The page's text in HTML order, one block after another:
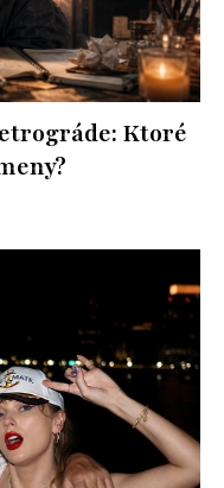
Ktoré